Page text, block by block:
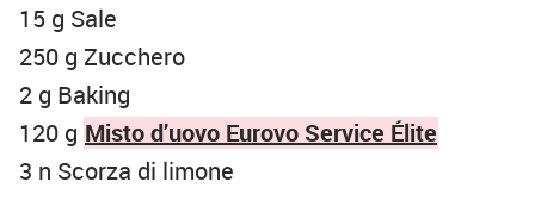
15 g Sale
250 g Zucchero
2 g Baking
120 g Misto d’uovo Eurovo Service Élite
3 n Scorza di limone